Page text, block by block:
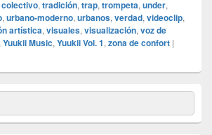
, tradición, trap, trompeta, under,
, urbano-moderno, urbanos, verdad, videoclip,
artística, visuales, visualización, voz de
Yuukii Music, Yuukii Vol. 1, zona de confort |